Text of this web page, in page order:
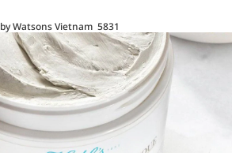
by Watsons Vietnam 5831